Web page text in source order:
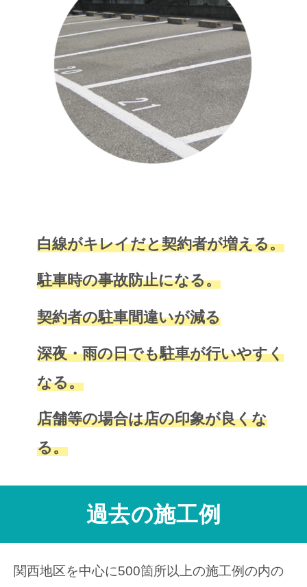
白線がキレイだと契約者が増える。
駐車時の事故防止になる。
契約者の駐車間違いが減る
深夜・雨の日でも駐車が行いやすく
なる。
店舗等の場合は店の印象が良くな
る。
過去の施工例
関西地区を中心に500箇所以上の施工例の内の